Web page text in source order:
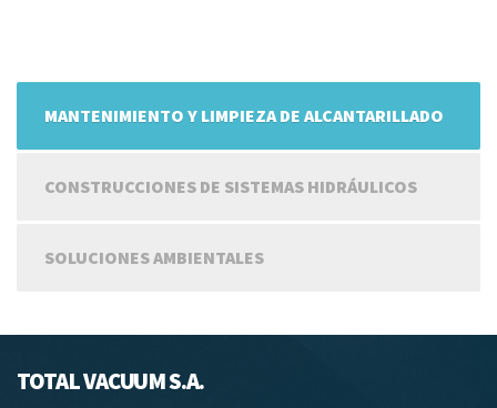
MANTENIMIENTO Y LIMPIEZA DE ALCANTARILLADO
CONSTRUCCIONES DE SISTEMAS HIDRÁULICOS
SOLUCIONES AMBIENTALES
TOTAL VACUUM S.A.